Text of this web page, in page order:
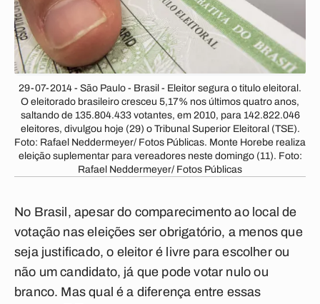
29-07-2014 - São Paulo - Brasil - Eleitor segura o titulo eleitoral.
O eleitorado brasileiro cresceu 5,17% nos últimos quatro anos,
saltando de 135.804.433 votantes, em 2010, para 142.822.046
eleitores, divulgou hoje (29) o Tribunal Superior Eleitoral (TSE).
Foto: Rafael Neddermeyer/ Fotos Públicas. Monte Horebe realiza
eleição suplementar para vereadores neste domingo (11). Foto:
Rafael Neddermeyer/ Fotos Públicas
No Brasil, apesar do comparecimento ao local de
votação nas eleições ser obrigatório, a menos que
seja justificado, o eleitor é livre para escolher ou
não um candidato, já que pode votar nulo ou
branco. Mas qual é a diferença entre essas